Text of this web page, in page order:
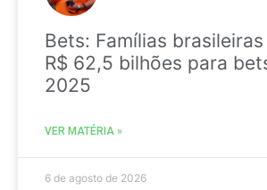
Bets: Famílias
R$ 62,5 bilhões para
2025
VER MATÉRIA »
6 de agosto de 2026